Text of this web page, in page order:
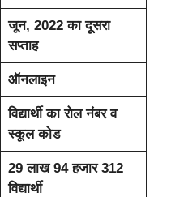
जून, 2022 का दूसरा
सप्ताह
ऑनलाइन
विद्यार्थी का रोल नंबर व
स्कूल कोड
29 लाख 94 हजार 312
विद्यार्थी